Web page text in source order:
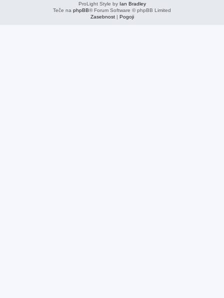
ProLight Style by Ian Bradley
Teče na phpBB® Forum Software © phpBB Limited
Zasebnost| Pogoji